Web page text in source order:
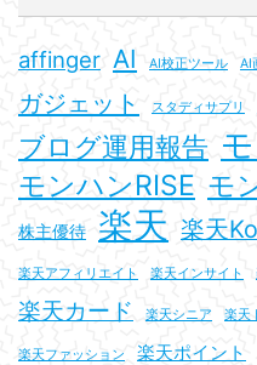
affinger AI AI校正ツール AI
ガジェット スタディサプリ
ブログ運用報告
モンハンRISE モ
株主優待 楽天 楽天
楽天アフィリエイト 楽天インサイト
楽天カード 楽天シニア 楽天
楽天ファッション 楽天ポイント